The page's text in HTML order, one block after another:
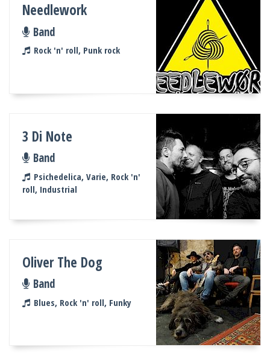
Needlework
Band
Rock 'n' roll, Punk rock
3 Di Note
Band
Psichedelica, Varie, Rock 'n'
roll, Industrial
Oliver The Dog
Band
Blues, Rock 'n' roll, Funky